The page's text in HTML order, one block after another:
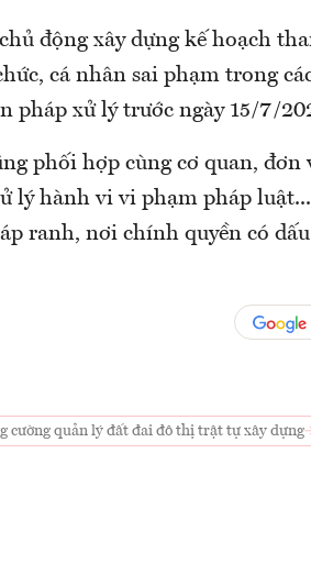
động xây dựng kế hoạch
cá nhân sai phạm trong
pháp xử lý trước ngày 15/7/
phối hợp cùng cơ quan,
lý hành vi vi phạm pháp
ranh, nơi chính quyền có
cường quản lý đất đai đô thị trật tự xây dựng